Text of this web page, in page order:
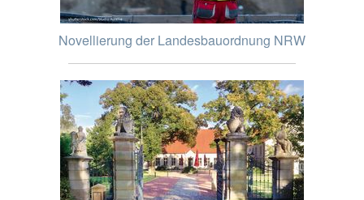
Novellierung der Landesbauordnung NRW